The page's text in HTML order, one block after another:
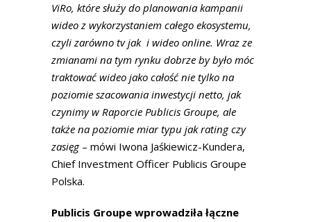
ViRo, które służy do planowania kampanii
wideo z wykorzystaniem całego ekosystemu,
czyli zarówno tv jak i wideo online. Wraz ze
zmianami na tym rynku dobrze by było móc
traktować wideo jako całość nie tylko na
poziomie szacowania inwestycji netto, jak
czynimy w Raporcie Publicis Groupe, ale
także na poziomie miar typu jak rating czy
zasięg– mówi Iwona Jaśkiewicz-Kundera,
Chief Investment Officer Publicis Groupe
Polska.
Publicis Groupe wprowadziła łączne